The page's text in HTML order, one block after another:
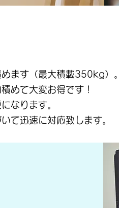
ます（最大積載350kg）。
めて大変お得です！
なります。
て迅速に対応致します。